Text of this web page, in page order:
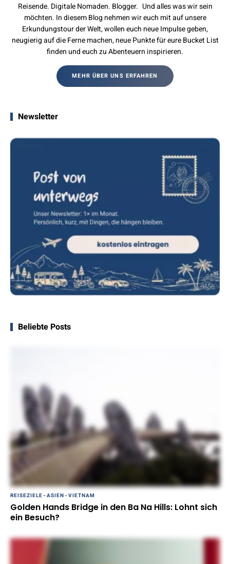
Reisende. Digitale Nomaden. Blogger. Und alles was wir sein
möchten. In diesem Blog nehmen wir euch mit auf unsere
Erkundungstour der Welt, wollen euch neue Impulse geben,
neugierig auf die Ferne machen, neue Punkte für eure Bucket List
finden und euch zu Abenteuern inspirieren.
MEHR ÜBER UNS ERFAHREN
Newsletter
Beliebte Posts
REISEZIELE - ASIEN - VIETNAM
Golden Hands Bridge in den Ba Na Hills: Lohnt sich
ein Besuch?